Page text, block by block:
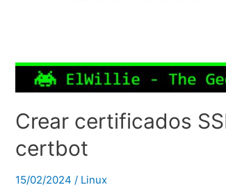
Crear certificados
certbot
15/02/2024 / Linux